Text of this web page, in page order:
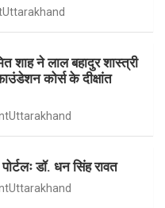
शाह ने लाल बहादुर शास्त्री
कोर्स के दीक्षांत
पोर्टलः डॉ. धन सिंह रावत